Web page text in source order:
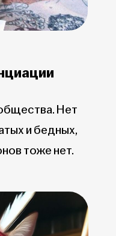
Нет
и бедных,
тоже нет.